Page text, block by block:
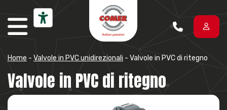
Vai al contenuto
Home - Valvole in PVC unidirezionali - Valvole in PVC di ritegno
Valvole in PVC di ritegno